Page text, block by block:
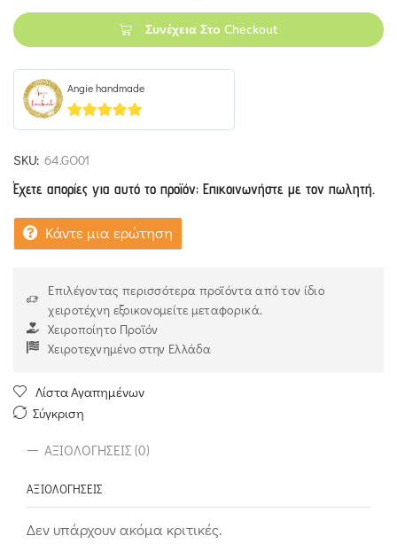
Συνέχεια Στο Checkout
Angie handmade
5out of 5
SKU: 64.GO01
Έχετε απορίες για αυτό το προϊόν; Επικοινωνήστε με τον πωλητή.
Κάντε μια ερώτηση
Επιλέγοντας περισσότερα προϊόντα από τον ίδιο
χειροτέχνη εξοικονομείτε μεταφορικά.
Χειροποίητο Προϊόν
Χειροτεχνημένο στην Ελλάδα
Λίστα Αγαπημένων
Σύγκριση
ΑΞΙΟΛΟΓΉΣΕΙΣ (0)
ΑΞΙΟΛΟΓΉΣΕΙΣ
Δεν υπάρχουν ακόμα κριτικές.